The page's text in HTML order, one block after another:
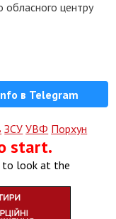
обласного центру
в Telegram
ЗСУ УВФ Порхун
start.
to look at the